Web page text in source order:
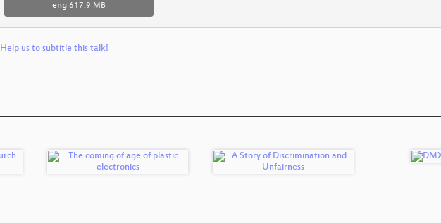
eng 617.9 MB
Help us to subtitle this talk!